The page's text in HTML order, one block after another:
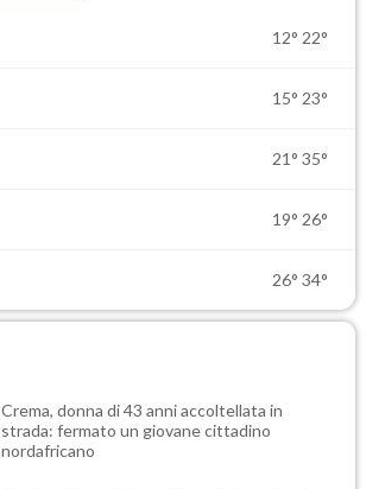
12° 22°
15° 23°
21° 35°
19° 26°
26° 34°
Crema, donna di 43 anni accoltellata in
strada: fermato un giovane cittadino
nordafricano